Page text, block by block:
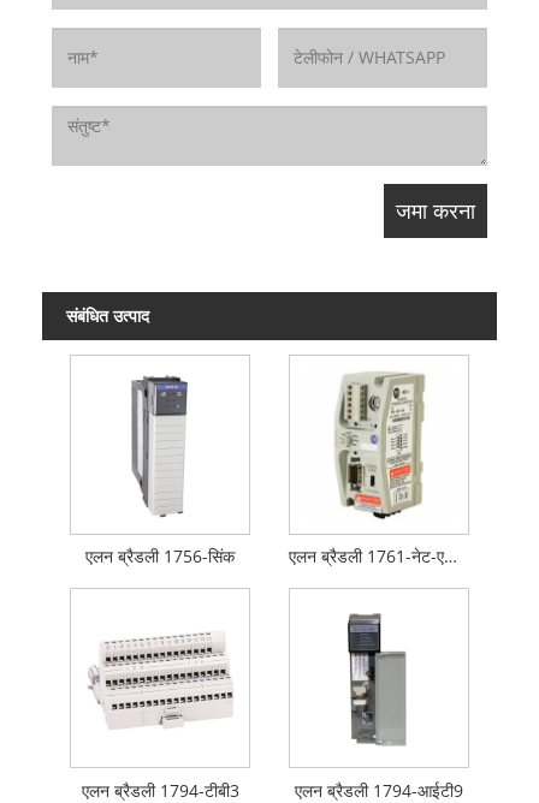
संबंधित उत्पाद
एलन ब्रैडली 1756-सिंक एलन ब्रैडली 1761-नेट-एआईसी
एलन ब्रैडली 1794-टीबी3 एलन ब्रैडली 1794-आईटी9